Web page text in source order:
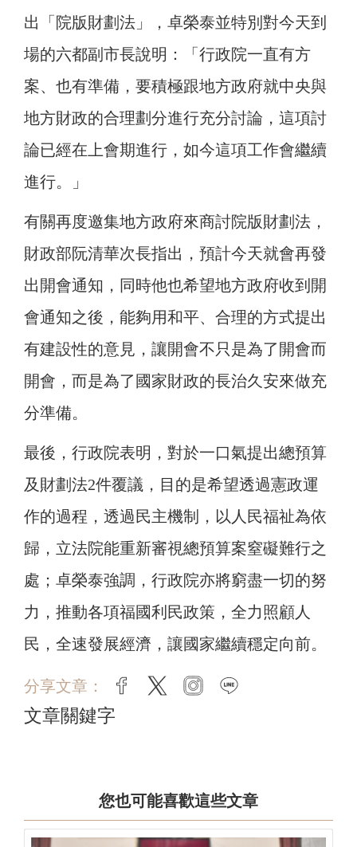
出「院版財劃法」，卓榮泰並特別對今天到
場的六都副市長說明：「行政院一直有方
案、也有準備，要積極跟地方政府就中央與
地方財政的合理劃分進行充分討論，這項討
論已經在上會期進行，如今這項工作會繼續
進行。」
有關再度邀集地方政府來商討院版財劃法，
財政部阮清華次長指出，預計今天就會再發
出開會通知，同時他也希望地方政府收到開
會通知之後，能夠用和平、合理的方式提出
有建設性的意見，讓開會不只是為了開會而
開會，而是為了國家財政的長治久安來做充
分準備。
最後，行政院表明，對於一口氣提出總預算
及財劃法2件覆議，目的是希望透過憲政運
作的過程，透過民主機制，以人民福祉為依
歸，立法院能重新審視總預算案窒礙難行之
處；卓榮泰強調，行政院亦將窮盡一切的努
力，推動各項福國利民政策，全力照顧人
民，全速發展經濟，讓國家繼續穩定向前。
分享文章： facebook
twitter instagram
文章關鍵字
您也可能喜歡這些文章